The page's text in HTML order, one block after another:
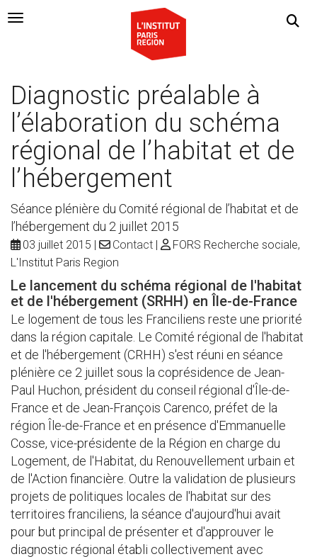
Navigation Toggle
Diagnostic préalable à
l’élaboration du schéma
régional de l’habitat et de
l’hébergement
Séance plénière du Comité régional de l’habitat et de
l’hébergement du 2 juillet 2015
03 juillet 2015 Contact
FORS Recherche sociale,
L'Institut Paris Region
Le lancement du schéma régional de l'habitat
et de l'hébergement (SRHH) en Île-de-France
Le logement de tous les Franciliens reste une priorité
dans la région capitale. Le Comité régional de l'habitat
et de l'hébergement (CRHH) s'est réuni en séance
plénière ce 2 juillet sous la coprésidence de Jean-
Paul Huchon, président du conseil régional d'Île-de-
France et de Jean-François Carenco, préfet de la
région Île-de-France et en présence d'Emmanuelle
Cosse, vice-présidente de la Région en charge du
Logement, de l'Habitat, du Renouvellement urbain et
de l'Action financière. Outre la validation de plusieurs
projets de politiques locales de l'habitat sur des
territoires franciliens, la séance d'aujourd'hui avait
pour but principal de présenter et d'approuver le
diagnostic régional établi collectivement avec